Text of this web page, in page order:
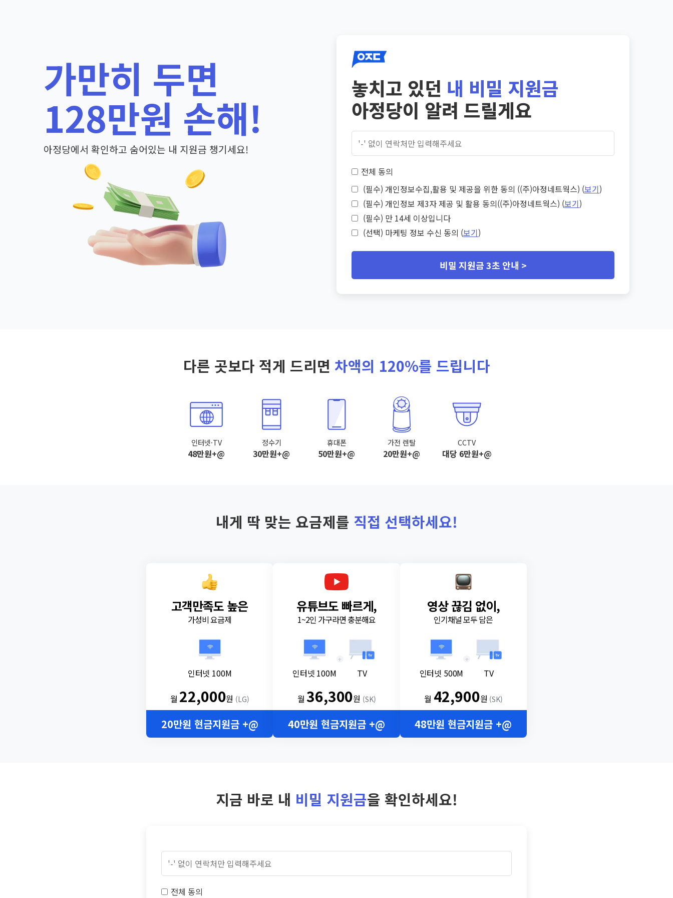
가만히 두면
128만원 손해!
아정당에서 확인하고 숨어있는 내 지원금 챙기세요!
놓치고 있던 내 비밀 지원금
아정당이 알려 드릴게요
전체 동의
(필수) 개인정보수집,활용 및 제공을 위한 동의 ((주)아정네트웍스) (보기)
(필수) 개인정보 제3자 제공 및 활용 동의((주)아정네트웍스) (보기)
(필수) 만 14세 이상입니다
(선택) 마케팅 정보 수신 동의 (보기)
비밀 지원금 3초 안내 >
다른 곳보다 적게 드리면 차액의 120%를 드립니다
인터넷·TV
48만원+@
정수기
30만원+@
휴대폰
50만원+@
가전 렌탈
20만원+@
CCTV
대당 6만원+@
내게 딱 맞는 요금제를 직접 선택하세요!
고객만족도 높은
가성비 요금제
인터넷 100M
월 22,000원 (LG)
20만원 현금지원금 +@
유튜브도 빠르게,
1~2인 가구라면 충분해요
인터넷 100M
+
TV
월36,300원 (SK)
40만원 현금지원금 +@
영상 끊김 없이,
인기채널 모두 담은
인터넷 500M
+
TV
월 42,900원 (SK)
48만원 현금지원금 +@
지금 바로 내 비밀 지원금을 확인하세요!
전체 동의